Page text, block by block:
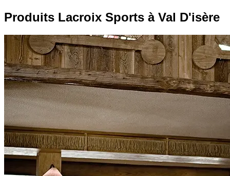
Produits Lacroix Sports à Val D'isère